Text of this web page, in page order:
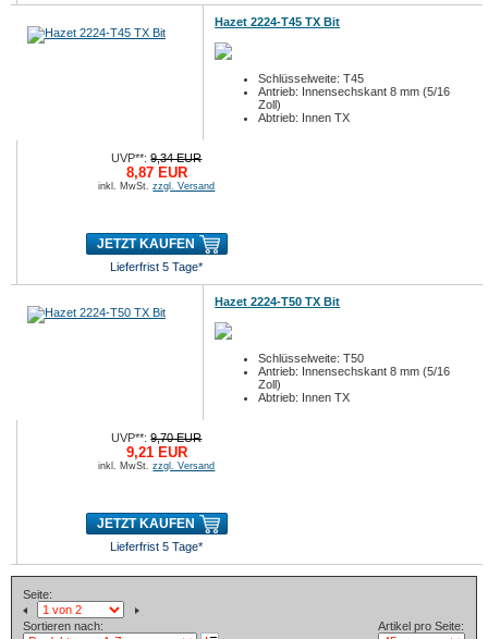
Hazet 2224-T45 TX Bit
Schlüsselweite: T45
Antrieb: Innensechskant 8 mm (5/16
Zoll)
Abtrieb: Innen TX
UVP**:9,34 EUR
8,87 EUR
inkl. MwSt.zzgl. Versand
JETZT KAUFEN
Lieferfrist 5 Tage*
Hazet 2224-T50 TX Bit
Schlüsselweite: T50
Antrieb: Innensechskant 8 mm (5/16
Zoll)
Abtrieb: Innen TX
UVP**:9,70 EUR
9,21 EUR
inkl. MwSt.zzgl. Versand
JETZT KAUFEN
Lieferfrist 5 Tage*
Seite:
Sortieren nach: Artikel pro Seite: